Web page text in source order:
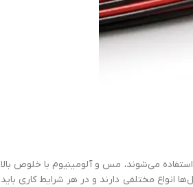
می‌شوند، مس و آلومینیوم با خلوص بالا
انواع مختلفی دارند و در هر شرایط کاری باید